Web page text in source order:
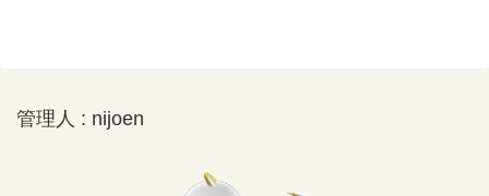
管理人 : nijoen